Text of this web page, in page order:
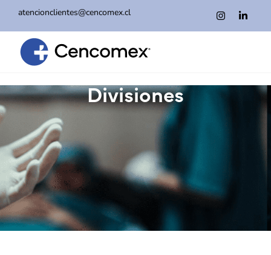
atencionclientes@cencomex.cl
Divisiones